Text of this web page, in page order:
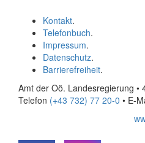
Kontakt.
Telefonbuch.
Impressum.
Datenschutz.
Barrierefreiheit.
Amt der Oö. Landesregierung •
Telefon (+43 732) 77 20-0 • E-